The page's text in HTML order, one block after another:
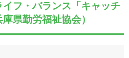
イフ・バランス「キャッチ
県勤労福祉協会）